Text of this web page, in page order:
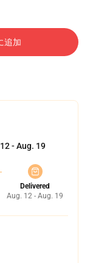
追加
- Aug. 19
Delivered
Aug. 12 - Aug. 19